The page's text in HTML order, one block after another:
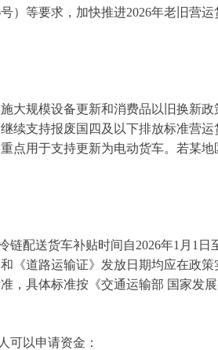
）等要求，加快推进2026年老旧营
规模设备更新和消费品以旧换新政
续支持报废国四及以下排放标准营
点用于支持更新为电动货车。若某
配送货车补贴时间自2026年1月1日
《道路运输证》发放日期均应在政
，具体标准按《交通运输部 国家发
以申请资金：